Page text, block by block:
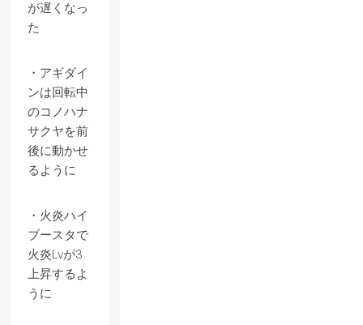
が遅くなっ
た
・アギダイ
ンは回転中
のコノハナ
サクヤを前
後に動かせ
るように
・火炎ハイ
ブースタで
火炎Lvが3
上昇するよ
うに